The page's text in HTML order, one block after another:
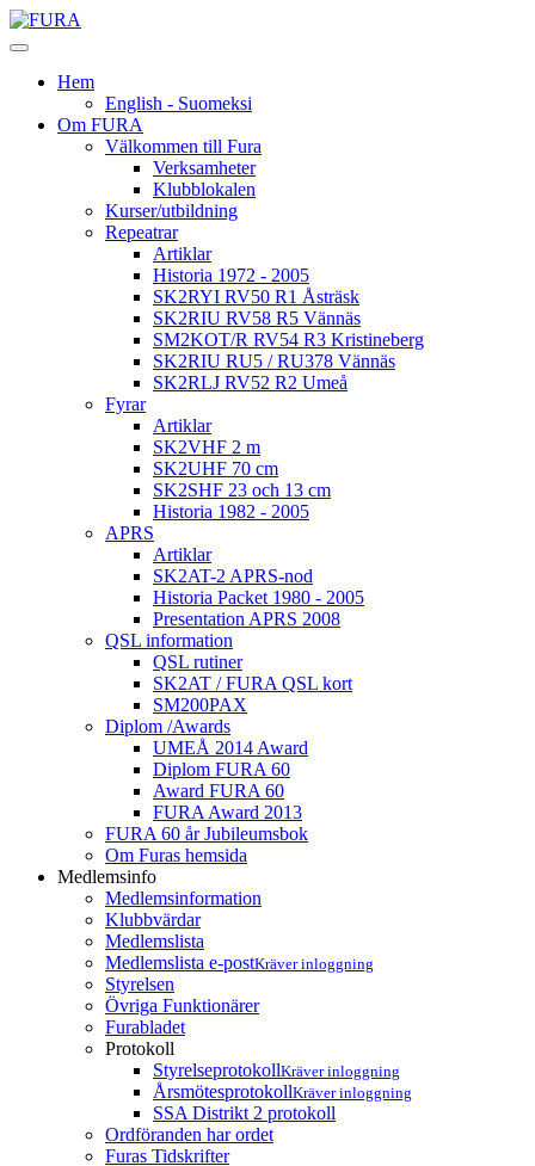
Hem
English - Suomeksi
Om FURA
Välkommen till Fura
Verksamheter
Klubblokalen
Kurser/utbildning
Repeatrar
Artiklar
Historia 1972 - 2005
SK2RYI RV50 R1 Åsträsk
SK2RIU RV58 R5 Vännäs
SM2KOT/R RV54 R3 Kristineberg
SK2RIU RU5 / RU378 Vännäs
SK2RLJ RV52 R2 Umeå
Fyrar
Artiklar
SK2VHF 2 m
SK2UHF 70 cm
SK2SHF 23 och 13 cm
Historia 1982 - 2005
APRS
Artiklar
SK2AT-2 APRS-nod
Historia Packet 1980 - 2005
Presentation APRS 2008
QSL information
QSL rutiner
SK2AT / FURA QSL kort
SM200PAX
Diplom /Awards
UMEÅ 2014 Award
Diplom FURA 60
Award FURA 60
FURA Award 2013
FURA 60 år Jubileumsbok
Om Furas hemsida
Medlemsinfo
Medlemsinformation
Klubbvärdar
Medlemslista
Medlemslista e-postKräver inloggning
Styrelsen
Övriga Funktionärer
Furabladet
Protokoll
StyrelseprotokollKräver inloggning
ÅrsmötesprotokollKräver inloggning
SSA Distrikt 2 protokoll
Ordföranden har ordet
Furas Tidskrifter